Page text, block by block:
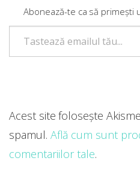
Abonează-te ca să primești
Tastează emailul tău...
Acest site folosește
spamul. Află cum sunt
comentariilor tale.